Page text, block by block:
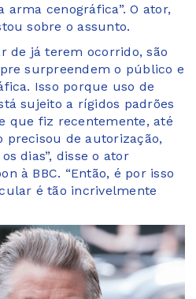
arma cenográfica”. O ator,
sobre o assunto.
de já terem ocorrido, são
surpreendem o público e
Isso porque uso de
sujeito a rígidos padrões
que fiz recentemente, até
precisou de autorização,
dias”, disse o ator
à BBC. “Então, é por isso
é tão incrivelmente